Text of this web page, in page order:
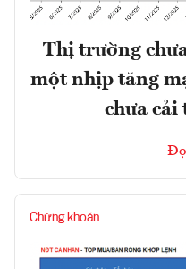
Thị trường
một nhịp tăng
chưa cải
Chứng khoán